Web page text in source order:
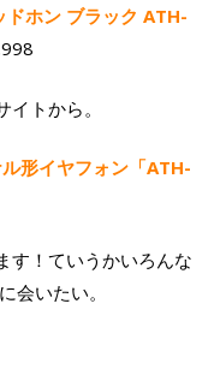
ホン ブラック ATH-
トから。
形イヤフォン「ATH-
す！ていうかいろんな
会いたい。